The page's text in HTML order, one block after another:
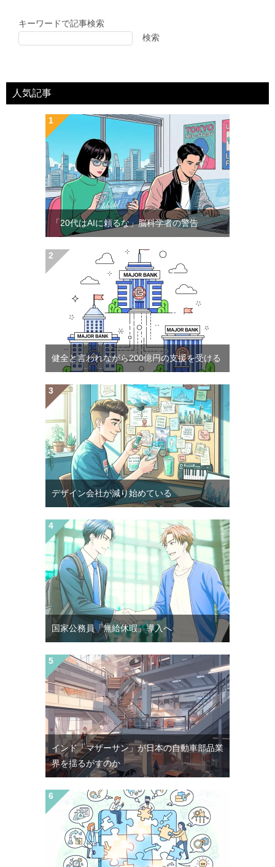
キーワードで記事検索
検索
人気記事
「20代はAIに頼るな」脳科学者の警告
健全と言われながら200億円の支援を受ける
デザイン会社が減り始めている
国家公務員「無給休暇」導入へ
インド「マザーサン」が日本の自動車部品業
界を揺るがすのか